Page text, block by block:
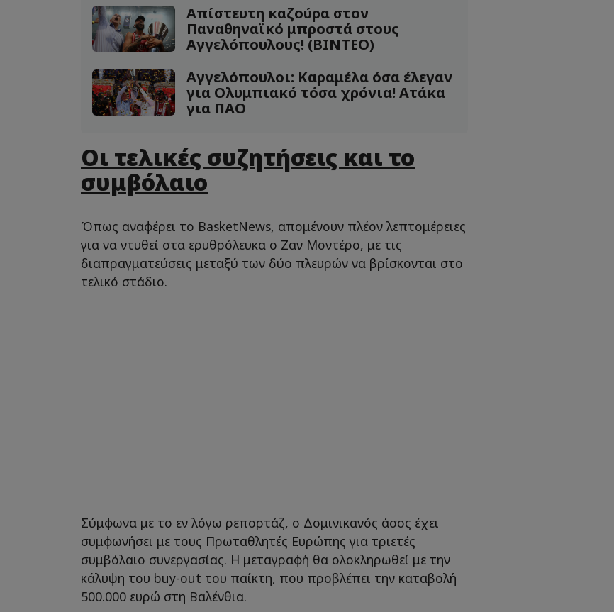
Απίστευτη καζούρα στον
Παναθηναϊκό μπροστά στους
Αγγελόπουλους! (ΒΙΝΤΕΟ)
Αγγελόπουλοι: Καραμέλα όσα έλεγαν
για Ολυμπιακό τόσα χρόνια! Ατάκα
για ΠΑΟ
Οι τελικές συζητήσεις και το
συμβόλαιο
Όπως αναφέρει το BasketNews, απομένουν πλέον λεπτομέρειες
για να ντυθεί στα ερυθρόλευκα ο Ζαν Μοντέρο, με τις
διαπραγματεύσεις μεταξύ των δύο πλευρών να βρίσκονται στο
τελικό στάδιο.
Σύμφωνα με το εν λόγω ρεπορτάζ, ο Δομινικανός άσος έχει
συμφωνήσει με τους Πρωταθλητές Ευρώπης για τριετές
συμβόλαιο συνεργασίας. Η μεταγραφή θα ολοκληρωθεί με την
κάλυψη του buy-out του παίκτη, που προβλέπει την καταβολή
500.000 ευρώ στη Βαλένθια.